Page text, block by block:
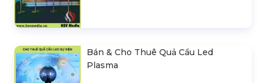
Bán & Cho Thuê Quả Cầu Led
Plasma